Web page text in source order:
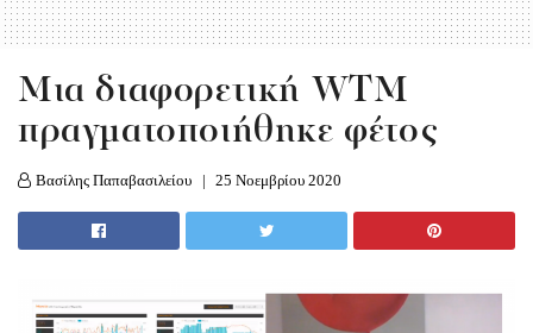
Μια διαφορετική WTM
πραγματοποιήθηκε φέτος
Βασίλης Παπαβασιλείου 25 Νοεμβρίου 2020